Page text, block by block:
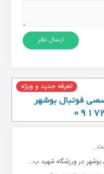
در ورزشگاه شهید ب...